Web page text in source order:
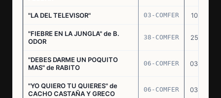
"LA DEL TELEVISOR" 03-COMFER 10.01.73
"FIEBRE EN LA JUNGLA" de B.
ODOR
38-COMFER 25.10.73
"DEBES DARME UN POQUITO
MAS" de RABITO
06-COMFER 03.05.74
"YO QUIERO TU QUIERES" de
CACHO CASTAÑA Y GRECO
06-COMFER 03.05.74